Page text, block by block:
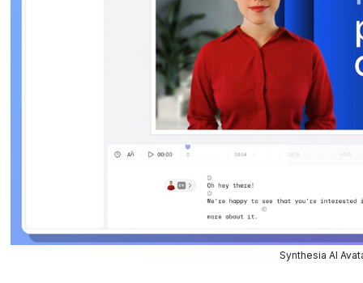
Synthesia AI